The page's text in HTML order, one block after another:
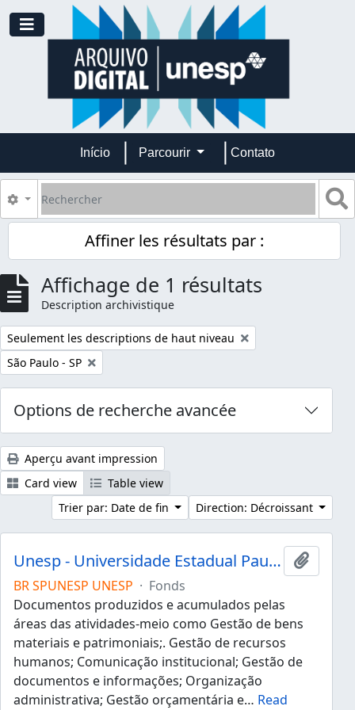
Skip to main content
Toggle navigation
Início Parcourir Contato
Rechercher
Search options
Affiner les résultats par :
Affichage de 1 résultats
Description archivistique
Remove filter:
Seulement les descriptions de haut niveau
Remove filter:
São Paulo - SP
Options de recherche avancée
Aperçu avant impression
Card view
Table view
Trier par: Date de fin
Direction: Décroissant
Unesp - Universidade Estadual Paulista "Júlio de Mesquita Filho"
Ajouter
BR SPUNESP UNESP · Fonds
Documentos produzidos e acumulados pelas
áreas das atividades-meio como Gestão de bens
materiais e patrimoniais;. Gestão de recursos
humanos; Comunicação institucional; Gestão de
documentos e informações; Organização
administrativa; Gestão orçamentária e… Read